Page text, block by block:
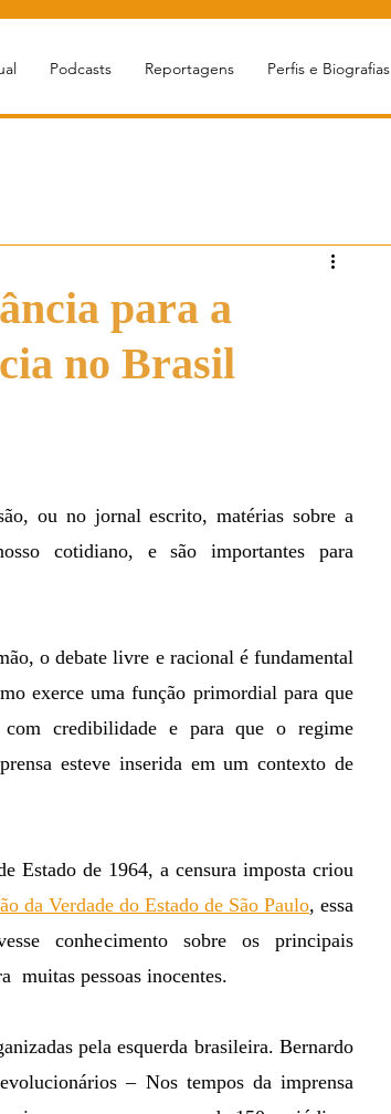
Podcasts Reportagens Perfis e Biografias
para a
no Brasil
cotidiano, e são importantes para
exerce uma função primordial para que
com credibilidade e para que o regime
esteve inserida em um contexto de
da Verdade do Estado de São Paulo, essa
conhecimento sobre os principais
muitas pessoas inocentes.
– Nos tempos da imprensa